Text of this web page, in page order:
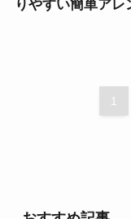
りやすい簡単アレ
1